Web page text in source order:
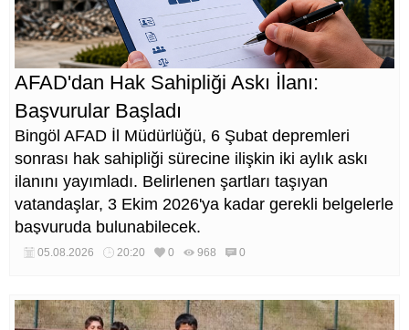
AFAD'dan Hak Sahipliği Askı İlanı:
Başvurular Başladı
Bingöl AFAD İl Müdürlüğü, 6 Şubat depremleri
sonrası hak sahipliği sürecine ilişkin iki aylık askı
ilanını yayımladı. Belirlenen şartları taşıyan
vatandaşlar, 3 Ekim 2026'ya kadar gerekli belgelerle
başvuruda bulunabilecek.
05.08.2026 20:20 0 968 0